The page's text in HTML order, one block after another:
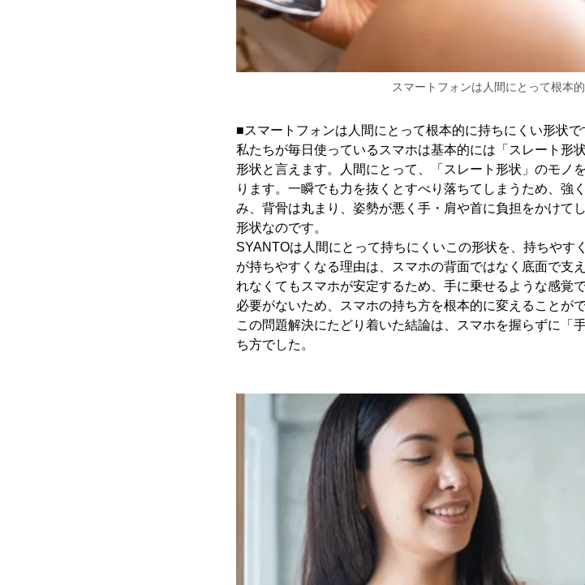
スマートフォンは人間にとって根本
■スマートフォンは人間にとって根本的に持ちにくい形状で
私たちが毎日使っているスマホは基本的には「スレート形
形状と言えます。人間にとって、「スレート形状」のモノ
ります。一瞬でも力を抜くとすべり落ちてしまうため、強
み、背骨は丸まり、姿勢が悪く手・肩や首に負担をかけて
形状なのです。
SYANTOは人間にとって持ちにくいこの形状を、持ちやす
が持ちやすくなる理由は、スマホの背面ではなく底面で支
れなくてもスマホが安定するため、手に乗せるような感覚
必要がないため、スマホの持ち方を根本的に変えることがで
この問題解決にたどり着いた結論は、スマホを握らずに「
ち方でした。